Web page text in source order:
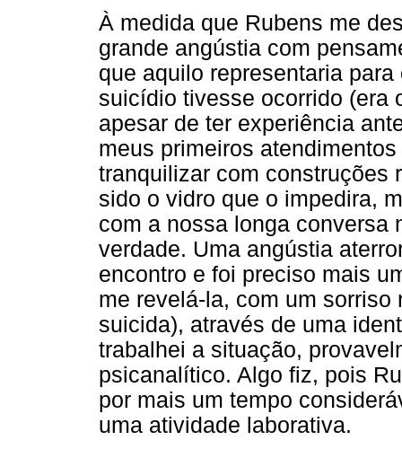
À medida que Rubens me
grande angústia com
que aquilo representaria
suicídio tivesse ocorrido (era
apesar de ter experiência
meus primeiros
tranquilizar com construções
sido o vidro que o impedira,
com a nossa longa conversa
verdade. Uma angústia
encontro e foi preciso mais
me revelá-la, com um
suicida), através de uma
trabalhei a situação,
psicanalítico. Algo fiz, pois
por mais um tempo
uma atividade laborativa.